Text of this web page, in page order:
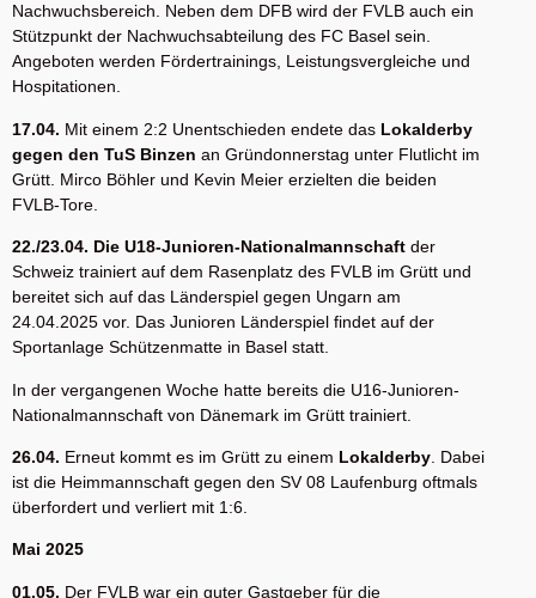
Nachwuchsbereich. Neben dem DFB wird der FVLB auch ein
Stützpunkt der Nachwuchsabteilung des FC Basel sein.
Angeboten werden Fördertrainings, Leistungsvergleiche und
Hospitationen.
17.04. Mit einem 2:2 Unentschieden endete das Lokalderby
gegen den TuS Binzen an Gründonnerstag unter Flutlicht im
Grütt. Mirco Böhler und Kevin Meier erzielten die beiden
FVLB-Tore.
22./23.04. Die U18-Junioren-Nationalmannschaft der
Schweiz trainiert auf dem Rasenplatz des FVLB im Grütt und
bereitet sich auf das Länderspiel gegen Ungarn am
24.04.2025 vor. Das Junioren Länderspiel findet auf der
Sportanlage Schützenmatte in Basel statt.
In der vergangenen Woche hatte bereits die U16-Junioren-
Nationalmannschaft von Dänemark im Grütt trainiert.
26.04. Erneut kommt es im Grütt zu einem Lokalderby . Dabei
ist die Heimmannschaft gegen den SV 08 Laufenburg oftmals
überfordert und verliert mit 1:6.
Mai 2025
01.05. Der FVLB war ein guter Gastgeber für die